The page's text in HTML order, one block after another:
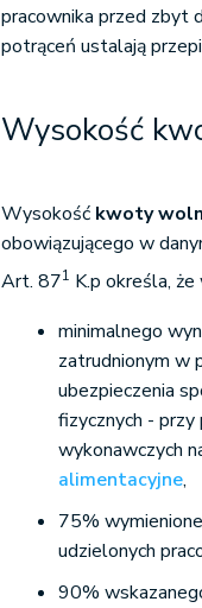
pracownika przed zbyt
potrąceń ustalają
Wysokość
Wysokość kwoty
obowiązującego w
Art. 871 K.p określa,
minimalnego
zatrudnionym w
ubezpieczenia
fizycznych -
wykonawczych
alimentacyjne,
75%
udzielonych
90%